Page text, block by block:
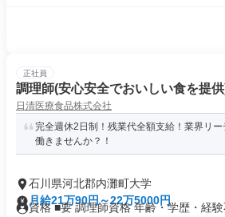
正社員
調理師(安心安全でおいしい食を提
日清医療食品株式会社
完全週休2日制！残業代全額支給！業界リ
働きませんか？！
石川県河北郡内灘町大学
月給21万90円～22万5000円
資格 ■要 調理師資格 年齢・学歴・経